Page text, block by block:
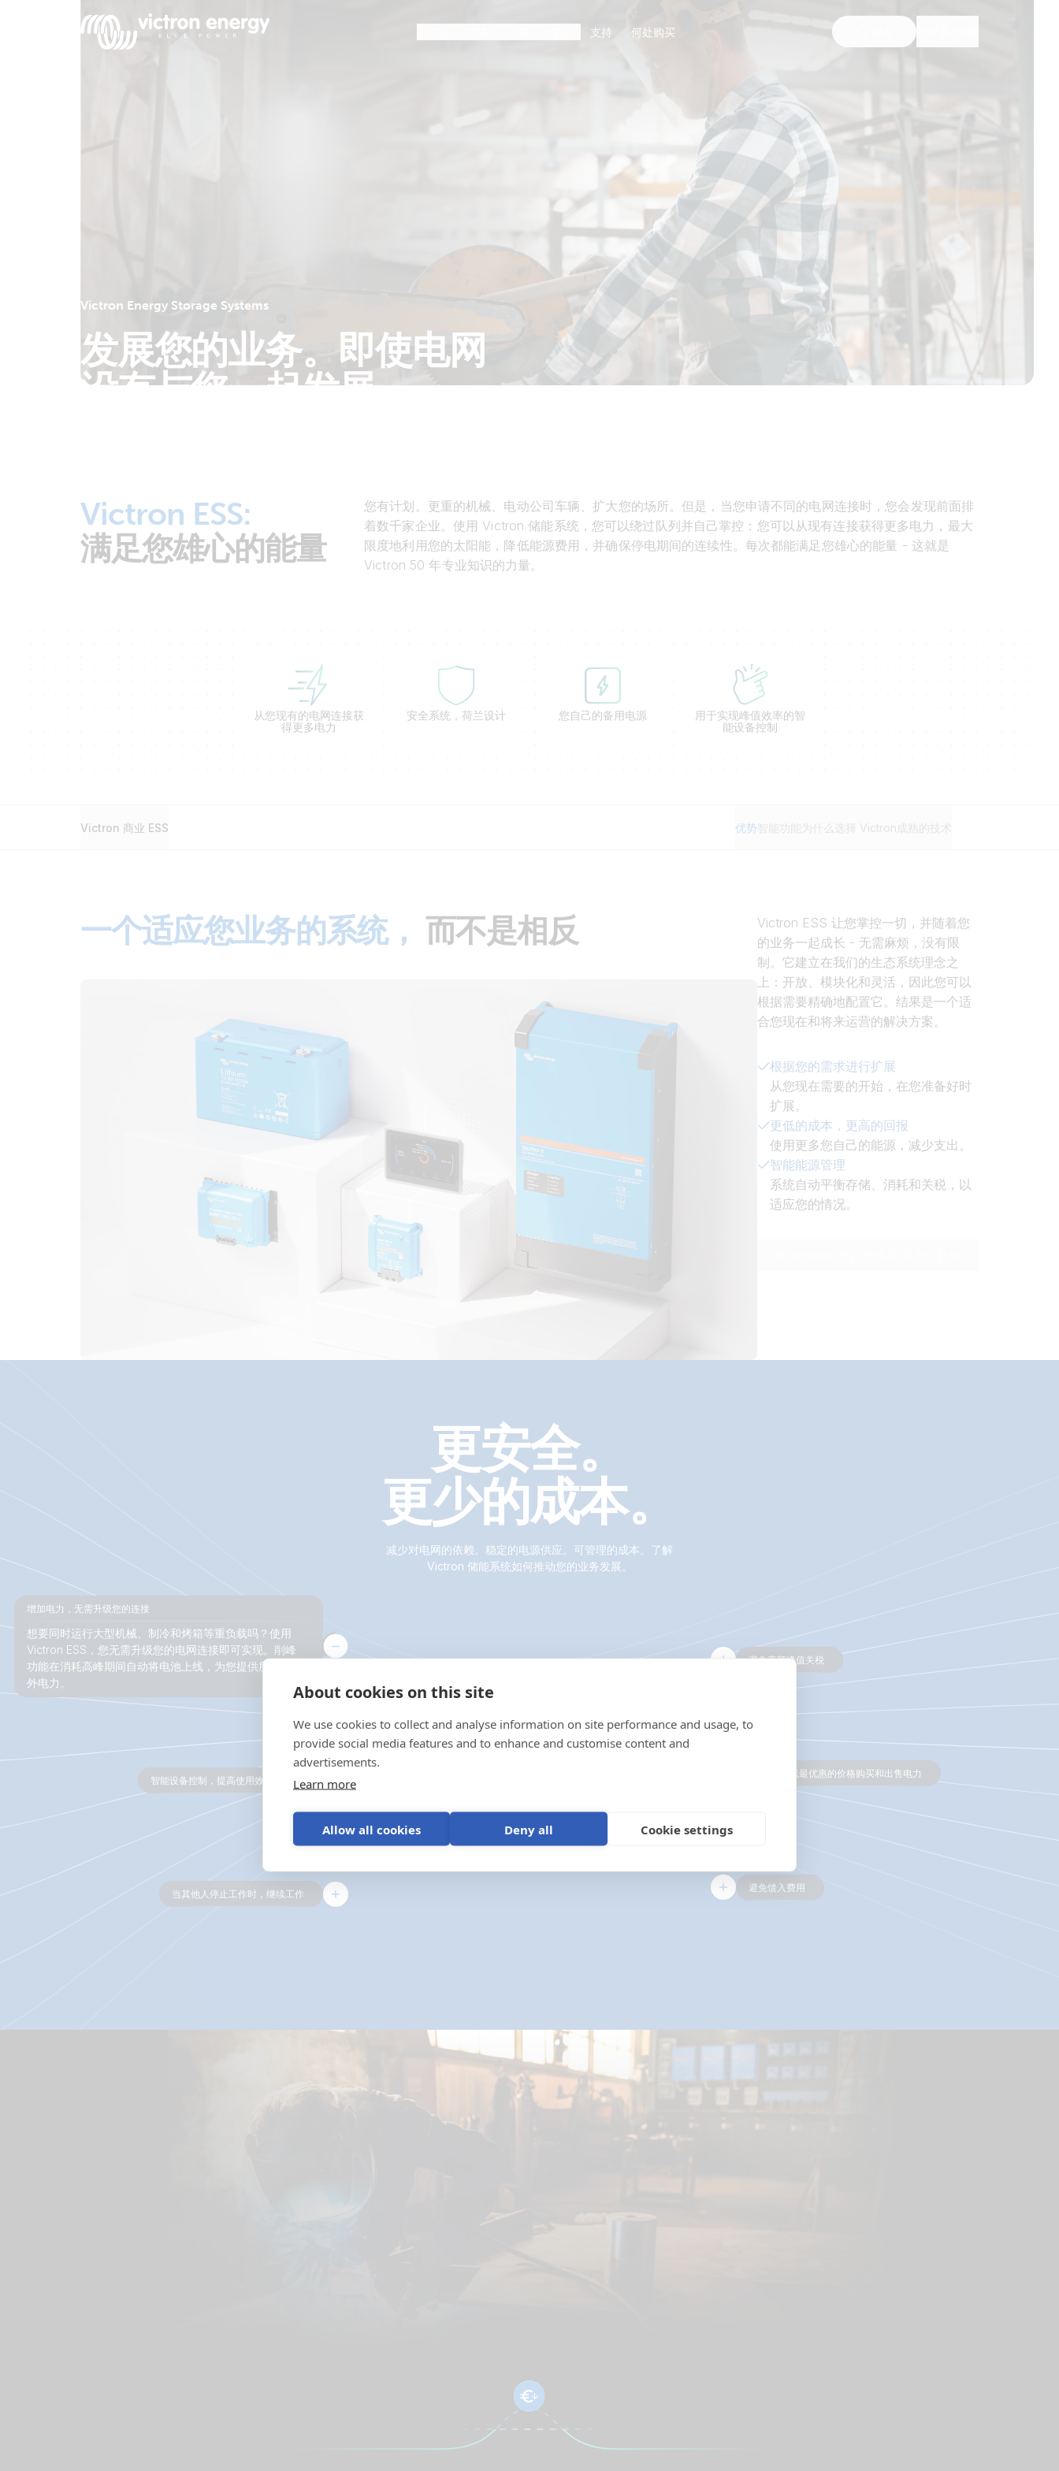
About cookies on this site
We use cookies to collect and analyse information on site performance and usage, to
provide social media features and to enhance and customise content and
advertisements.
Learn more
Allow all cookies Deny all Cookie settings
支持 何处购买
Victron Energy Storage Systems
发展您的业务。即使电网
没有与您一起发展。
Victron ESS:
满足您雄心的能量
您有计划。更重的机械、电动公司车辆、扩大您的场所。但是，当您申请不同的电网连接时，您会发现前面排
着数千家企业。使用 Victron 储能系统，您可以绕过队列并自己掌控：您可以从现有连接获得更多电力，最大
限度地利用您的太阳能，降低能源费用，并确保停电期间的连续性。每次都能满足您雄心的能量 - 这就是
Victron 50 年专业知识的力量。
从您现有的电网连接获
得更多电力
安全系统，荷兰设计 您自己的备用电源
用于实现峰值效率的智
能设备控制
Victron 商业 ESS 优势智能功能 为什么选择 Victron 成熟的技术
一个适应您业务的系统， 而不是相反
Victron ESS 让您掌控一切，并随着您
的业务一起成长 - 无需麻烦，没有限
制。它建立在我们的生态系统理念之
上：开放、模块化和灵活，因此您可以
根据需要精确地配置它。结果是一个适
合您现在和将来运营的解决方案。
根据您的需求进行扩展
从您现在需要的开始，在您准备好时
扩展。
更低的成本，更高的回报
使用更多您自己的能源，减少支出。
智能能源管理
系统自动平衡存储、消耗和关税，以
适应您的情况。
更安全。
更少的成本。
减少对电网的依赖。稳定的电源供应。可管理的成本。了解
Victron 储能系统如何推动您的业务发展。
增加电力，无需升级您的连接
免消耗高峰。在太阳能充足或电价较低时启动机械。通
智能地分配电力并按顺序启动机器来防止过载。
ESS 可以根据能源使用情况自动控制您的设备，
而使您的运营效率更高。无需占用您任何时间。
当其他人停止工作时，继续工作
避免高额峰值关税
以最优惠的价格购买和出售电力
避免馈入费用